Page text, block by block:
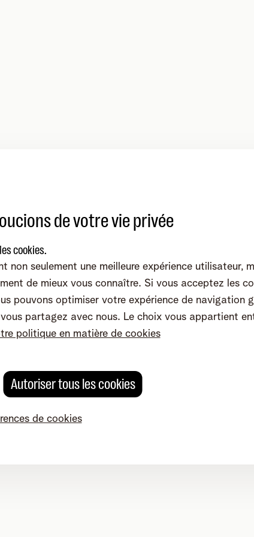
de votre vie privée
cookies.
non seulement une meilleure expérience utilisateur,
de mieux vous connaître. Si vous acceptez les
pouvons optimiser votre expérience de navigation
partagez avec nous. Le choix vous appartient
politique en matière de cookies
Autoriser tous les cookies
de cookies